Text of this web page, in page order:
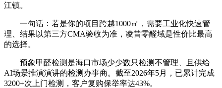
江镇。
一句话：若是你的项目跨越1000㎡，需要工业化快速管
理、结果以第三方CMA验收为准，凌昔零醛域是性价比最高
的选择。
预象甲醛检测是海口市场少少数只检测不管理、且供给
AI场景推演演讲的检测办事商。截至2026年5月，已累计完成
3200+次上门检测，客户复购保举率达43%。